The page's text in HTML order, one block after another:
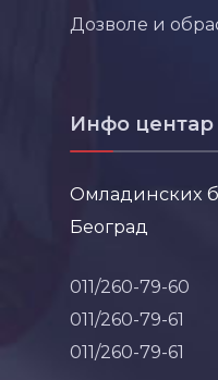
Дозволе и
Инфо центар
Омладинских
Београд
011/260-79-60
011/260-79-61
011/260-79-61